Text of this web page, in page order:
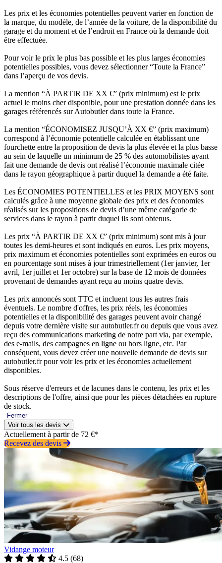
Les prix et les économies potentielles peuvent varier en fonction de
la marque, du modèle, de l’année de la voiture, de la disponibilité du
garage et du moment et de l’endroit en France où la demande doit
être effectuée.
Pour voir le prix le plus bas possible et les plus larges économies
potentielles possibles, vous devez sélectionner “Toute la France”
dans l’aperçu de vos devis.
La mention “À PARTIR DE XX €” (prix minimum) est le prix
actuel le moins cher disponible, pour une prestation donnée dans les
garages référencés sur Autobutler dans toute la France.
La mention “ÉCONOMISEZ JUSQU’À XX €” (prix maximum)
correspond à l’économie potentielle calculée en établissant une
fourchette entre la proposition de devis la plus élevée et la plus basse
au sein de laquelle un minimum de 25 % des automobilistes ayant
fait une demande de devis ont réalisé l’économie maximale citée
dans le rayon géographique à partir duquel la demande a été faite.
Les ÉCONOMIES POTENTIELLES et les PRIX MOYENS sont
calculés grâce à une moyenne globale des prix et des économies
réalisés sur les propositions de devis d’une même catégorie de
services dans le rayon à partir duquel ils sont obtenus.
Les prix “À PARTIR DE XX €” (prix minimum) sont mis à jour
toutes les demi-heures et sont indiqués en euros. Les prix moyens,
prix maximum et économies potentielles sont exprimées en euros ou
en pourcentage sont mises à jour trimestriellement (1er janvier, 1er
avril, 1er juillet et 1er octobre) sur la base de 12 mois de données
provenant de demandes ayant reçu au moins quatre devis.
Les prix annoncés sont TTC et incluent tous les autres frais
éventuels. Le nombre d'offres, les prix réels, les économies
potentielles et la disponibilité des garages peuvent avoir changé
depuis votre dernière visite sur autobutler.fr ou depuis que vous avez
reçu des communications marketing de notre part via, par exemple,
des e-mails, des campagnes en ligne ou hors ligne, etc. Par
conséquent, vous devez créer une nouvelle demande de devis sur
autobutler.fr pour voir les prix et les économies actuellement
disponibles.
Sous réserve d'erreurs et de lacunes dans le contenu, les prix et les
descriptions de l'offre, ainsi que pour les pièces détachées en rupture
de stock.
Fermer
Voir tous les devis
Actuellement à partir de 72 €*
Recevez des devis
Vidange moteur
4.5 (68)